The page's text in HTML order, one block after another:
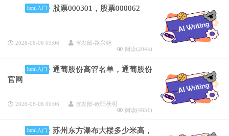
html入门 股票000301，股票000062
2026-08-06 09:06
宣发部-路兴尧
阅读(2045)
html入门
通葡股份高管名单，通葡股份
官网
2026-08-06 09:06
宣发部-欧阳秋明
阅读(4851 )
html入门
苏州东方瀑布大楼多少米高，